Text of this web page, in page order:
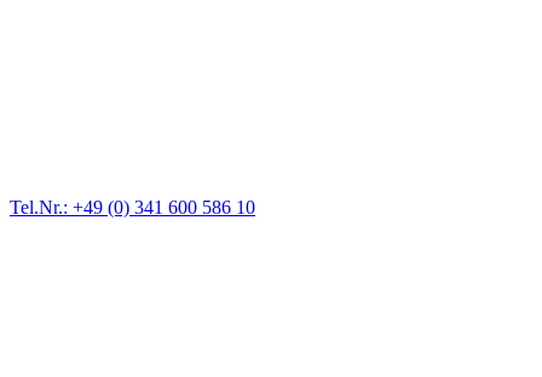
Tel.Nr.: +49 (0) 341 600 586 10